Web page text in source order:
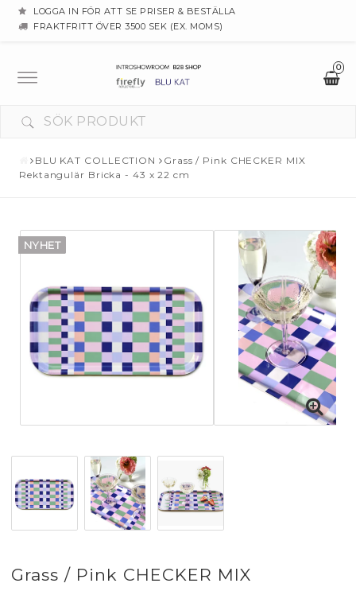
LOGGA IN FÖR ATT SE PRISER & BESTÄLLA
FRAKTFRITT ÖVER 3500 SEK (EX. MOMS)
0
Toggle
navigation
BLU KAT COLLECTION
Grass / Pink CHECKER MIX
Rektangulär Bricka - 43 x 22 cm
NYHET
Grass / Pink CHECKER MIX